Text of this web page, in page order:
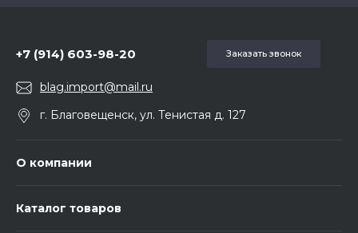
+7 (914) 603-98-20 Заказать звонок
blag.import@mail.ru
г. Благовещенск, ул. Тенистая д. 127
О компании
Каталог товаров